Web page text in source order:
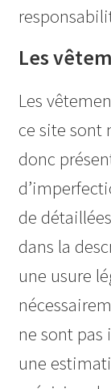
Les
Les
ce site sont
donc
de
dans la
une usure
ne sont pas
une